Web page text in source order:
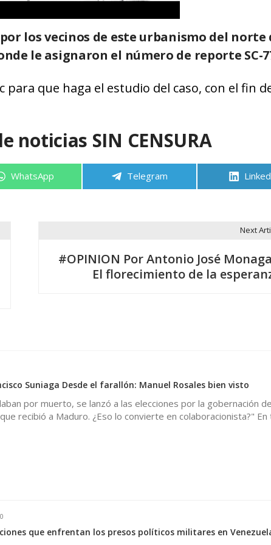
los vecinos de este urbanismo del norte
le asignaron el número de reporte SC-
que haga el estudio del caso, con el fin
noticias SIN CENSURA
Compartir
WhatsApp Compartir
Telegram
Next
#OPINION Por Antonio José
El florecimiento de la
Suniaga Desde el farallón: Manuel Rosales bien visto
por muerto, se lanzó a las elecciones por la gobernación
recibió a Maduro. ¿Eso lo convierte en colaboracionista?" En
0
que enfrentan los presos políticos militares en